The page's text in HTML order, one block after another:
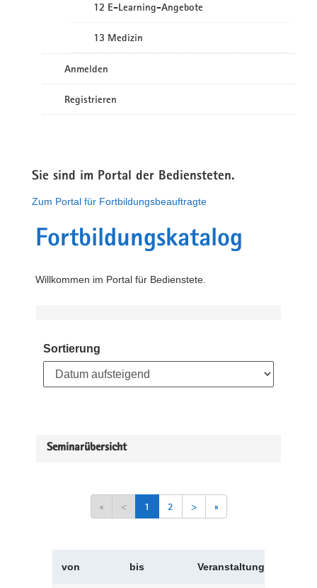
12 E-Learning-Angebote
13 Medizin
Anmelden
Registrieren
Sie sind im Portal der Bediensteten.
Zum Portal für Fortbildungsbeauftragte
Fortbildungskatalog
Willkommen im Portal für Bedienstete.
Sortierung
Seminarübersicht
« < 1 2 > »
von bis Veranstaltungskürzel